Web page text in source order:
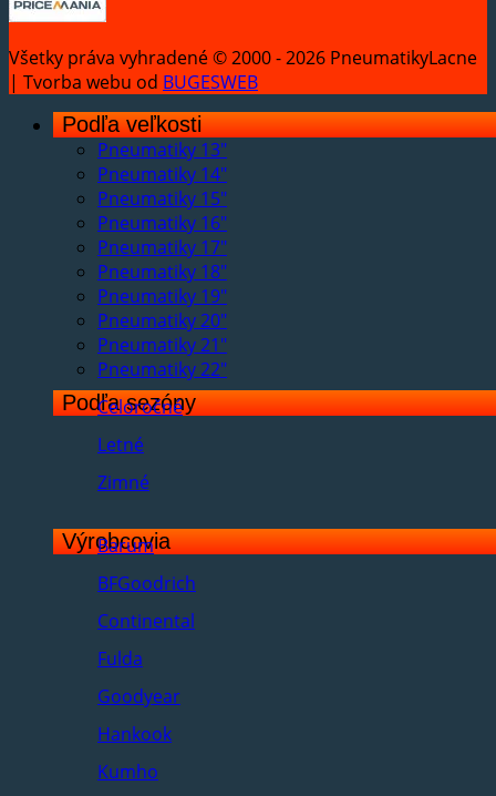
Všetky práva vyhradené © 2000 - 2026 PneumatikyLacne
| Tvorba webu od BUGESWEB
Podľa veľkosti
Pneumatiky 13"
Pneumatiky 14"
Pneumatiky 15"
Pneumatiky 16"
Pneumatiky 17"
Pneumatiky 18"
Pneumatiky 19"
Pneumatiky 20"
Pneumatiky 21"
Pneumatiky 22"
Podľa sezóny
Celoročné
Letné
Zimné
Výrobcovia
Barum
BFGoodrich
Continental
Fulda
Goodyear
Hankook
Kumho